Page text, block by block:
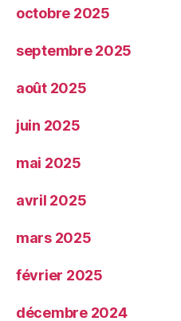
octobre 2025
septembre 2025
août 2025
juin 2025
mai 2025
avril 2025
mars 2025
février 2025
décembre 2024